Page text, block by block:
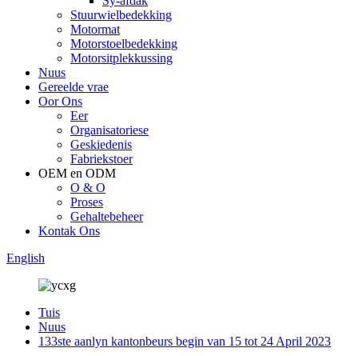
Stuurwielbedekking
Motormat
Motorstoelbedekking
Motorsitplekkussing
Nuus
Gereelde vrae
Oor Ons
Eer
Organisatoriese
Geskiedenis
Fabriekstoer
OEM en ODM
O & O
Proses
Gehaltebeheer
Kontak Ons
English
Tuis
Nuus
133ste aanlyn kantonbeurs begin van 15 tot 24 April 2023